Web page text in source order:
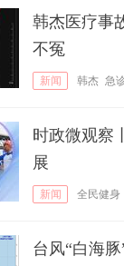
韩杰医疗事
不冤
新闻 韩杰 急
时政微观察
展
新闻 全民健身
台风“白海